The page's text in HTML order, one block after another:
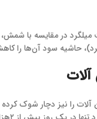
در مقایسه با شمش،
حاشیه سود آن‌ها را
آلات
جاری، بازار آهن آلات را